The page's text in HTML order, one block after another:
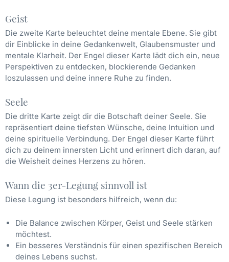
Geist
Die zweite Karte beleuchtet deine mentale Ebene. Sie gibt
dir Einblicke in deine Gedankenwelt, Glaubensmuster und
mentale Klarheit. Der Engel dieser Karte lädt dich ein, neue
Perspektiven zu entdecken, blockierende Gedanken
loszulassen und deine innere Ruhe zu finden.
Seele
Die dritte Karte zeigt dir die Botschaft deiner Seele. Sie
repräsentiert deine tiefsten Wünsche, deine Intuition und
deine spirituelle Verbindung. Der Engel dieser Karte führt
dich zu deinem innersten Licht und erinnert dich daran, auf
die Weisheit deines Herzens zu hören.
Wann die 3er-Legung sinnvoll ist
Diese Legung ist besonders hilfreich, wenn du:
Die Balance zwischen Körper, Geist und Seele stärken
möchtest.
Ein besseres Verständnis für einen spezifischen Bereich
deines Lebens suchst.